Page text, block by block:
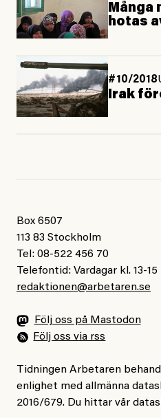
Många
hotas
#10/2018
Irak
Box 6507
113 83 Stockholm
Tel: 08-522 456 70
Telefontid: Vardagar kl. 13-15
redaktionen@arbetaren.se
Följ oss på Mastodon
Följ oss via rss
Tidningen Arbetaren
enlighet med allmänna
2016/679. Du hittar vår